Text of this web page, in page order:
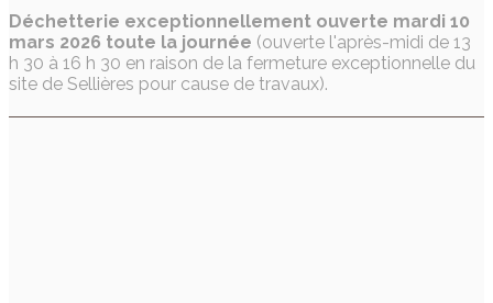
Déchetterie exceptionnellement ouverte mardi 10
mars 2026 toute la journée (ouverte l'après-midi de 13
h 30 à 16 h 30 en raison de la fermeture exceptionnelle du
site de Sellières pour cause de travaux).